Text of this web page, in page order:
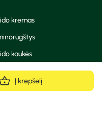
Į krepšelį
kremas
kaukės
aliejai
ir CC kremas